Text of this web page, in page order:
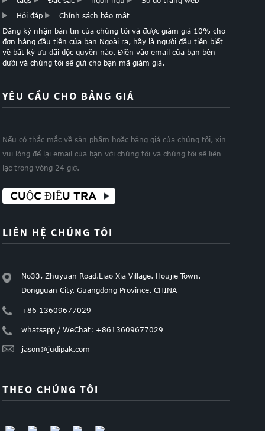
Hỏi đáp
Chính sách bảo mật
Đăng ký nhận bản tin của chúng tôi và được giảm giá 10% cho
đơn hàng đầu tiên của bạn Ngoài ra, hãy là người đầu tiên biết
về bất kỳ ưu đãi độc quyền nào. Điền vào email của bạn bên
dưới và chúng tôi sẽ gửi cho bạn mã giảm giá.
YÊU CẦU CHO BẢNG GIÁ
Nếu có thắc mắc về sản phẩm hoặc bảng giá của chúng tôi, xin
vui lòng để lại email của bạn với chúng tôi và chúng tôi sẽ liên
lạc trong vòng 24 giờ.
CUỘC ĐIỀU TRA
LIÊN HỆ CHÚNG TÔI
No33, Zhuyuan Road.Liao Xia Village. Houjie Town.
Dongguan City. Guangdong Province. CHINA
+86 13609677029
whatsapp / WeChat: +8613609677029
jason@judipak.com
THEO CHÚNG TÔI